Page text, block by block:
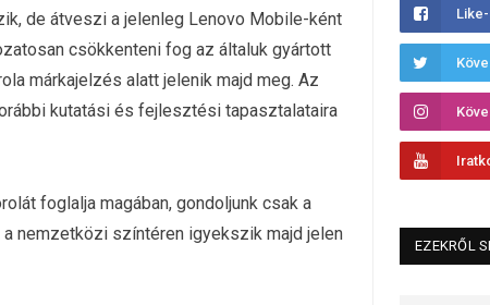
de átveszi a jelenleg Lenovo Mobile-ként
csökkenteni fog az általuk gyártott
márkajelzés alatt jelenik majd meg. Az
kutatási és fejlesztési tapasztalataira
foglalja magában, gondoljunk csak a
a nemzetközi színtéren igyekszik majd jelen
EZEKRŐL